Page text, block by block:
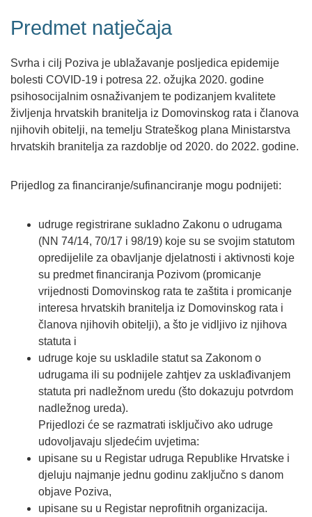
Predmet natječaja
Svrha i cilj Poziva je ublažavanje posljedica epidemije
bolesti COVID-19 i potresa 22. ožujka 2020. godine
psihosocijalnim osnaživanjem te podizanjem kvalitete
življenja hrvatskih branitelja iz Domovinskog rata i članova
njihovih obitelji, na temelju Strateškog plana Ministarstva
hrvatskih branitelja za razdoblje od 2020. do 2022. godine.
Prijedlog za financiranje/sufinanciranje mogu podnijeti:
udruge registrirane sukladno Zakonu o udrugama
(NN 74/14, 70/17 i 98/19) koje su se svojim statutom
opredijelile za obavljanje djelatnosti i aktivnosti koje
su predmet financiranja Pozivom (promicanje
vrijednosti Domovinskog rata te zaštita i promicanje
interesa hrvatskih branitelja iz Domovinskog rata i
članova njihovih obitelji), a što je vidljivo iz njihova
statuta i
udruge koje su uskladile statut sa Zakonom o
udrugama ili su podnijele zahtjev za usklađivanjem
statuta pri nadležnom uredu (što dokazuju potvrdom
nadležnog ureda).
Prijedlozi će se razmatrati isključivo ako udruge
udovoljavaju sljedećim uvjetima:
upisane su u Registar udruga Republike Hrvatske i
djeluju najmanje jednu godinu zaključno s danom
objave Poziva,
upisane su u Registar neprofitnih organizacija.